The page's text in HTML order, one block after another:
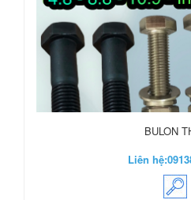
BULON
Liên hệ: